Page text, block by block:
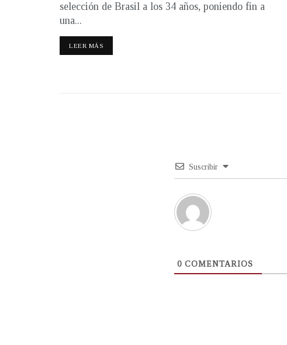
selección de Brasil a los 34 años, poniendo fin a
una...
LEER MÁS
Suscribir
0 COMENTARIOS